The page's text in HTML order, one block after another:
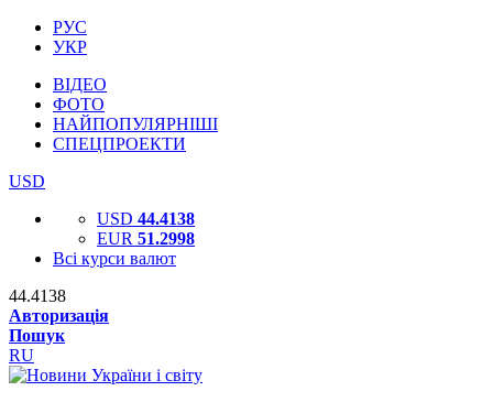
РУС
УКР
ВІДЕО
ФОТО
НАЙПОПУЛЯРНІШІ
СПЕЦПРОЕКТИ
USD
USD 44.4138
EUR 51.2998
Всі курси валют
44.4138
Авторизація
Пошук
RU